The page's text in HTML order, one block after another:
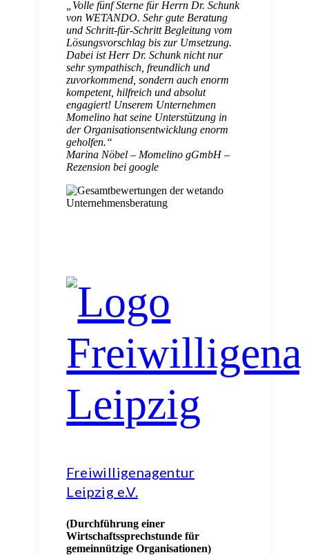
Volle fünf Sterne für Herrn Dr. Schunk
von WETANDO. Sehr gute Beratung
und Schritt-für-Schritt Begleitung vom
Lösungsvorschlag bis zur Umsetzung.
Dabei ist Herr Dr. Schunk nicht nur
sehr sympathisch, freundlich und
zuvorkommend, sondern auch enorm
kompetent, hilfreich und absolut
engagiert! Unserem Unternehmen
Momelino hat seine Unterstützung in
der Organisationsentwicklung enorm
geholfen.“
Marina Nöbel – Momelino gGmbH –
Rezension bei google
Freiwilligenagentur
Leipzig e.V.
(Durchführung einer
Wirtschaftssprechstunde für
gemeinnützige Organisationen)